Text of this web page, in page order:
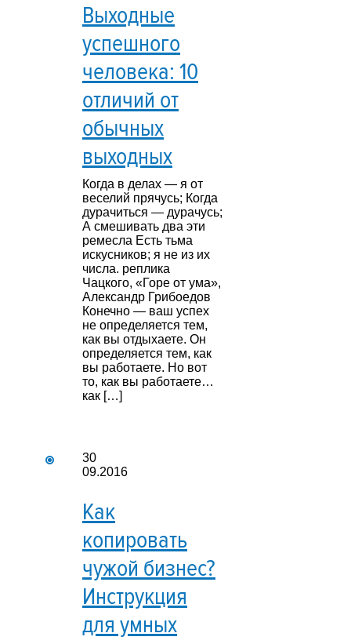
Выходные
успешного
человека: 10
отличий от
обычных
выходных
Когда в делах — я от
веселий прячусь; Когда
дурачиться — дурачусь;
А смешивать два эти
ремесла Есть тьма
искусников; я не из их
числа. реплика
Чацкого, «Горе от ума»,
Александр Грибоедов
Конечно — ваш успех
не определяется тем,
как вы отдыхаете. Он
определяется тем, как
вы работаете. Но вот
то, как вы работаете…
как […]
30
09.2016
Как
копировать
чужой бизнес?
Инструкция
для умных